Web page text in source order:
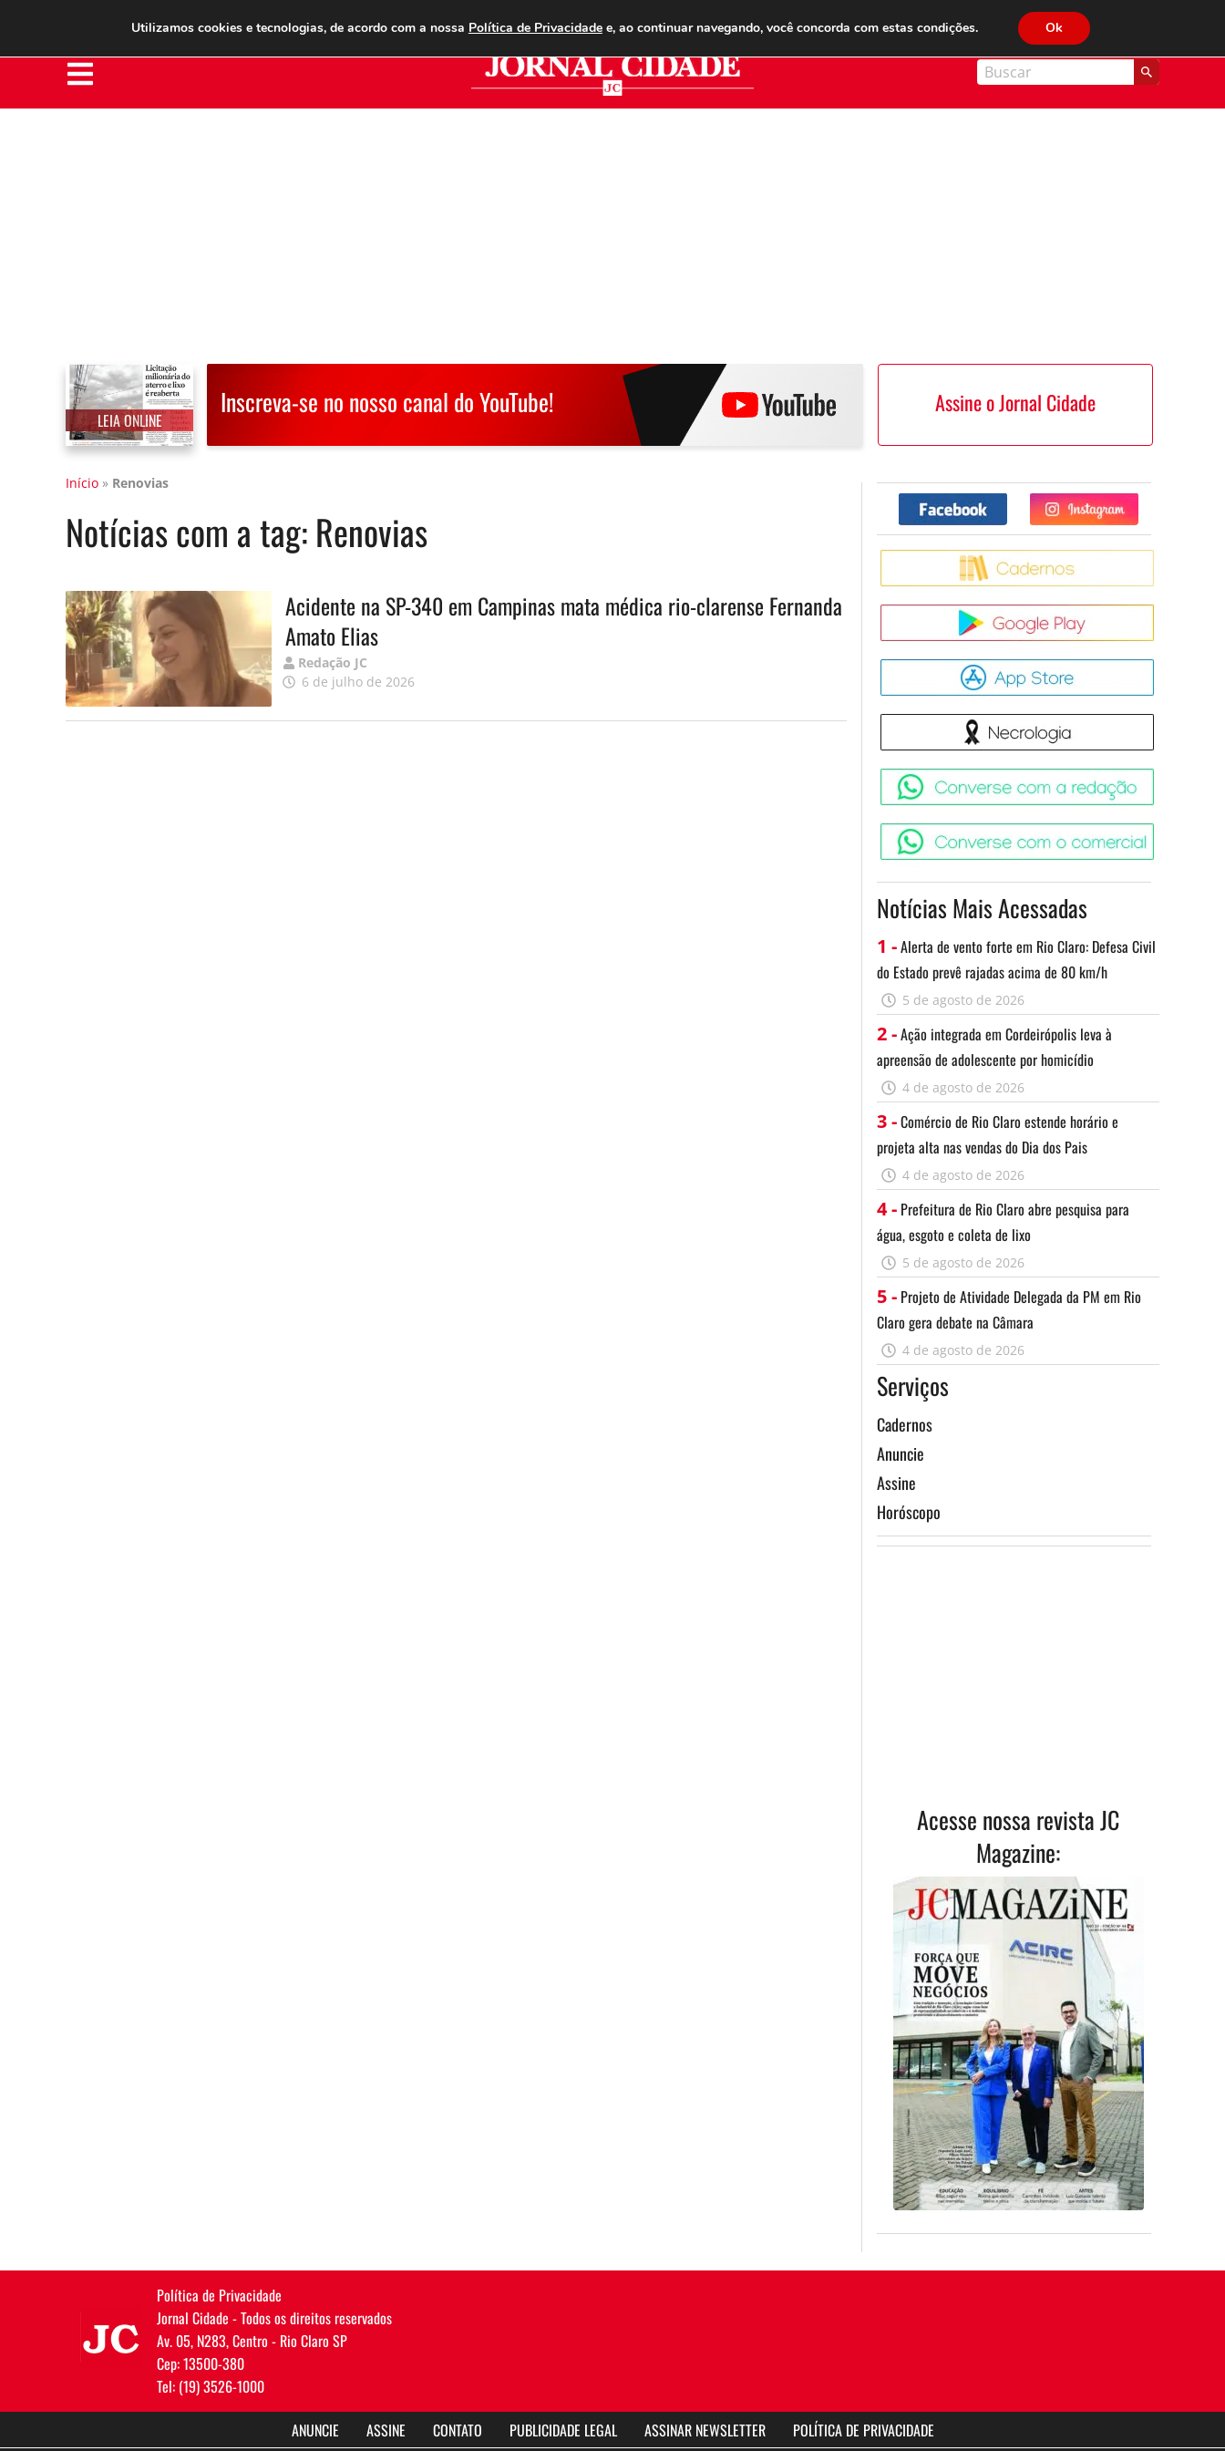
Clube do Assinante Área do Assinante ANUNCIE ASSINE CONTATO PUBLICIDADE LEGAL JC FM 89.1
LEIA ONLINE
Inscreva-se no nosso canal do YouTube! Assine o Jornal Cidade
Início » Renovias
Notícias com a tag:Renovias
Acidente na SP-340 em Campinas mata médica rio-clarense Fernanda
Amato Elias
Publicado
por
Redação JC
6 de julho de 2026
Facebook Twitter
Notícias Mais Acessadas
1 -Alerta de vento forte em Rio Claro: Defesa Civil
do Estado prevê rajadas acima de 80 km/h
5 de agosto de 2026
2 -Ação integrada em Cordeirópolis leva à
apreensão de adolescente por homicídio
4 de agosto de 2026
3 -Comércio de Rio Claro estende horário e
projeta alta nas vendas do Dia dos Pais
4 de agosto de 2026
4 - Prefeitura de Rio Claro abre pesquisa para
água, esgoto e coleta de lixo
5 de agosto de 2026
5 - Projeto de Atividade Delegada da PM em Rio
Claro gera debate na Câmara
4 de agosto de 2026
Serviços
Cadernos
Anuncie
Assine
Horóscopo
Acesse nossa revista JC
Magazine:
JC
Política de Privacidade
Jornal Cidade - Todos os direitos reservados
Av. 05, N283, Centro - Rio Claro SP
Cep: 13500-380
Tel: (19) 3526-1000
ANUNCIE
ASSINE CONTATO PUBLICIDADE LEGAL ASSINAR NEWSLETTER POLÍTICA DE PRIVACIDADE
Utilizamos cookies e tecnologias, de acordo com a nossa Política de Privacidadee, ao continuar navegando, você concorda com estas condições. Ok